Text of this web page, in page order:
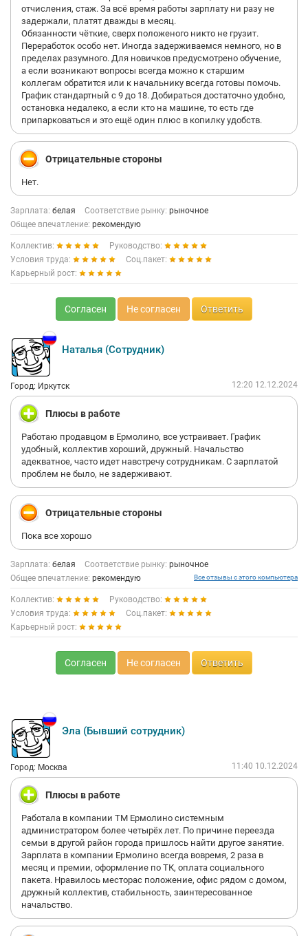
отчисления, стаж. За всё время работы зарплату ни разу не
задержали, платят дважды в месяц.
Обязанности чёткие, сверх положеного никто не грузит.
Переработок особо нет. Иногда задерживаемся немного, но в
пределах разумного. Для новичков предусмотрено обучение,
а если возникают вопросы всегда можно к старшим
коллегам обратится или к начальнику всегда готовы помочь.
График стандартный с 9 до 18. Добираться достаточно удобно,
остановка недалеко, а если кто на машине, то есть где
припарковаться и это ещё один плюс в копилку удобств.
Отрицательные стороны
Нет.
Зарплата: белая Соответствие рынку: рыночное
Общее впечатление: рекомендую
Коллектив:
Руководство:
Условия труда:
Соц.пакет:
Карьерный рост:
Согласен Не согласен Ответить
Наталья (Сотрудник)
Город: Иркутск 12:20 12.12.2024
Плюсы в работе
Работаю продавцом в Ермолино, все устраивает. График
удобный, коллектив хороший, дружный. Начальство
адекватное, часто идет навстречу сотрудникам. С зарплатой
проблем не было, не задерживают.
Отрицательные стороны
Пока все хорошо
Зарплата: белая Соответствие рынку: рыночное
Общее впечатление: рекомендую Все отзывы с этого компьютера
Коллектив:
Руководство:
Условия труда:
Соц.пакет:
Карьерный рост:
Согласен Не согласен Ответить
Эла (Бывший сотрудник)
Город: Москва 11:40 10.12.2024
Плюсы в работе
Работала в компании ТМ Ермолино системным
администратором более четырёх лет. По причине переезда
семьи в другой район города пришлось найти другое занятие.
Зарплата в компании Ермолино всегда вовремя, 2 раза в
месяц и премии, оформление по ТК, оплата социального
пакета. Нравилось месторас положение, офис рядом с домом,
дружный коллектив, стабильность, заинтересованное
начальство.